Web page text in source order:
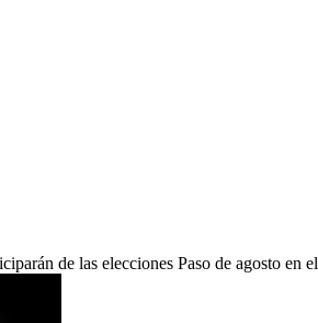
de las elecciones Paso de agosto en el